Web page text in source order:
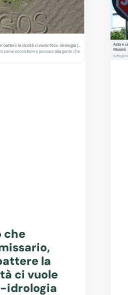
che
la
ci vuole
idrologia